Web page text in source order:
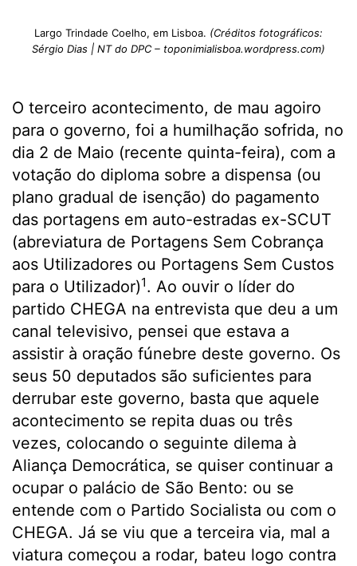
Largo Trindade Coelho, em Lisboa. (Créditos fotográficos:
Sérgio Dias | NT do DPC – toponimialisboa.wordpress.com)
O terceiro acontecimento, de mau agoiro
para o governo, foi a humilhação sofrida, no
dia 2 de Maio (recente quinta-feira), com a
votação do diploma sobre a dispensa (ou
plano gradual de isenção) do pagamento
das portagens em auto-estradas ex-SCUT
(abreviatura de Portagens Sem Cobrança
aos Utilizadores ou Portagens Sem Custos
para o Utilizador)1. Ao ouvir o líder do
partido CHEGA na entrevista que deu a um
canal televisivo, pensei que estava a
assistir à oração fúnebre deste governo. Os
seus 50 deputados são suficientes para
derrubar este governo, basta que aquele
acontecimento se repita duas ou três
vezes, colocando o seguinte dilema à
Aliança Democrática, se quiser continuar a
ocupar o palácio de São Bento: ou se
entende com o Partido Socialista ou com o
CHEGA. Já se viu que a terceira via, mal a
viatura começou a rodar, bateu logo contra